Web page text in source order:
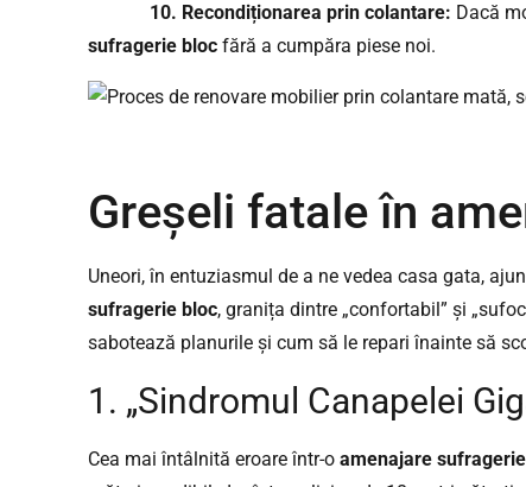
10. Recondiționarea prin colantare: Dacă
sufragerie bloc fără a cumpăra piese noi.
Greșeli fatale în
Uneori, în entuziasmul de a ne vedea casa gata,
sufragerie bloc, granița dintre „confortabil” și
sabotează planurile și cum să le repari înainte să
1. „Sindromul Canapelei
Cea mai întâlnită eroare într-o amenajare